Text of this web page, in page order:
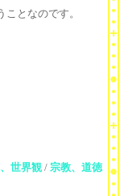
となのです。
世界観/ 宗教、道徳